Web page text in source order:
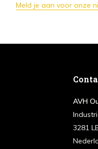
Meld je aan voor onze
AVH
3281